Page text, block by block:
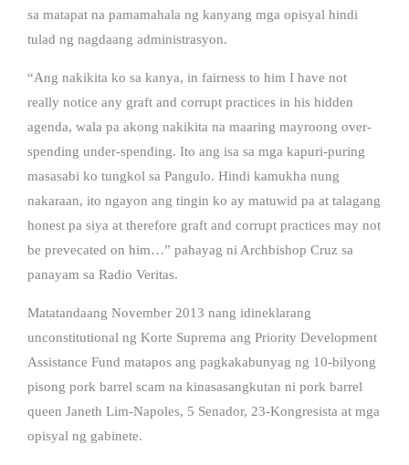
sa matapat na pamamahala ng kanyang mga opisyal hindi
tulad ng nagdaang administrasyon.
“Ang nakikita ko sa kanya, in fairness to him I have not
really notice any graft and corrupt practices in his hidden
agenda, wala pa akong nakikita na maaring mayroong over-
spending under-spending. Ito ang isa sa mga kapuri-puring
masasabi ko tungkol sa Pangulo. Hindi kamukha nung
nakaraan, ito ngayon ang tingin ko ay matuwid pa at talagang
honest pa siya at therefore graft and corrupt practices may not
be prevecated on him…” pahayag ni Archbishop Cruz sa
panayam sa Radio Veritas.
Matatandaang November 2013 nang idineklarang
unconstitutional ng Korte Suprema ang Priority Development
Assistance Fund matapos ang pagkakabunyag ng 10-bilyong
pisong pork barrel scam na kinasasangkutan ni pork barrel
queen Janeth Lim-Napoles, 5 Senador, 23-Kongresista at mga
opisyal ng gabinete.